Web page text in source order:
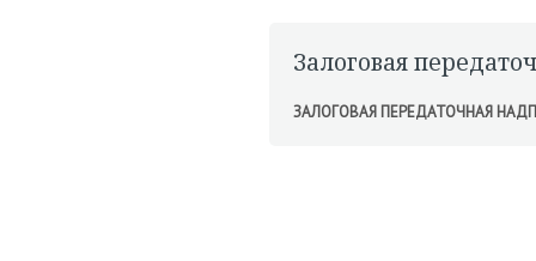
Залоговая
ЗАЛОГОВАЯ ПЕРЕДАТОЧНАЯ